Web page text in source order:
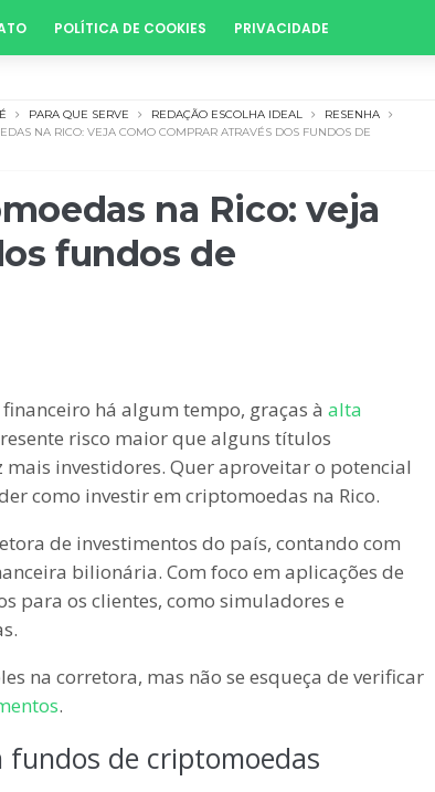
POLÍTICA DE COOKIES PRIVACIDADE
PARA QUE SERVE REDAÇÃO ESCOLHA IDEAL
RESENHA
NA RICO: VEJA COMO COMPRAR ATRAVÉS DOS FUNDOS DE
na Rico: veja
fundos de
há algum tempo, graças à alta
risco maior que alguns títulos
investidores. Quer aproveitar o potencial
como investir em criptomoedas na Rico.
de investimentos do país, contando com
bilionária. Com foco em aplicações de
para os clientes, como simuladores e
na corretora, mas não se esqueça de verificar
.
de criptomoedas